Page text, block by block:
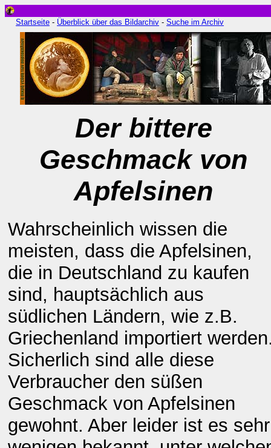
Startseite - Überblick über das Bildarchiv - Suche im Archiv
Der bittere
Geschmack von
Apfelsinen
Wahrscheinlich wissen die
meisten, dass die Apfelsinen,
die in Deutschland zu kaufen
sind, hauptsächlich aus
südlichen Ländern, wie z.B.
Griechenland importiert
Sicherlich sind alle diese
Verbraucher den süßen
Geschmack von Apfelsinen
gewohnt. Aber leider ist es sehr